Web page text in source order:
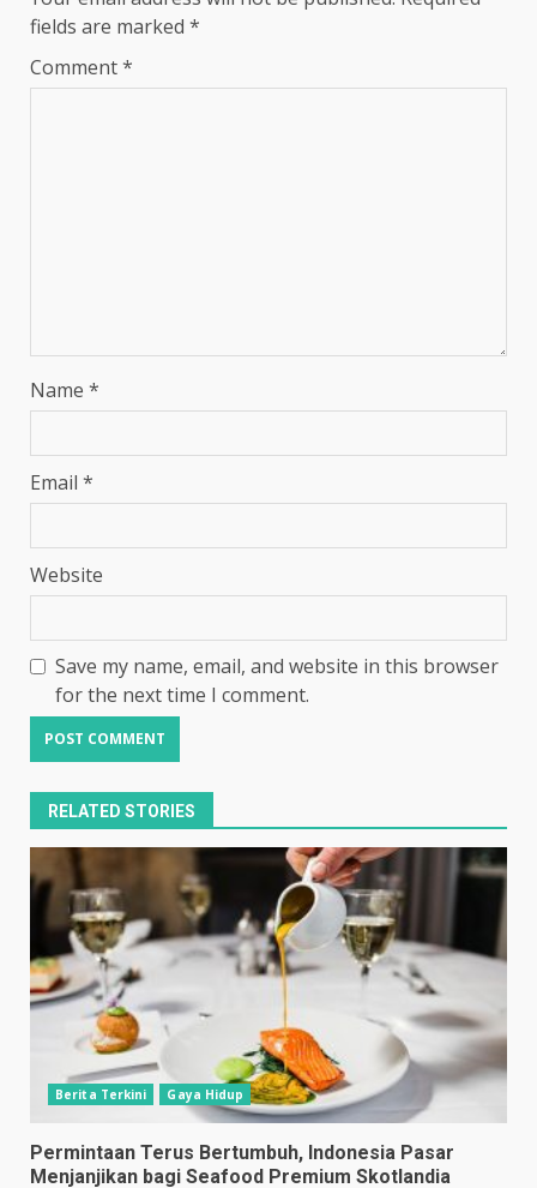
fields are marked *
Comment*
Name *
Email *
Website
Save my name, email, and website in this browser
for the next time I comment.
RELATED STORIES
Berita Terkini Gaya Hidup
Permintaan Terus Bertumbuh, Indonesia Pasar
Menjanjikan bagi Seafood Premium Skotlandia